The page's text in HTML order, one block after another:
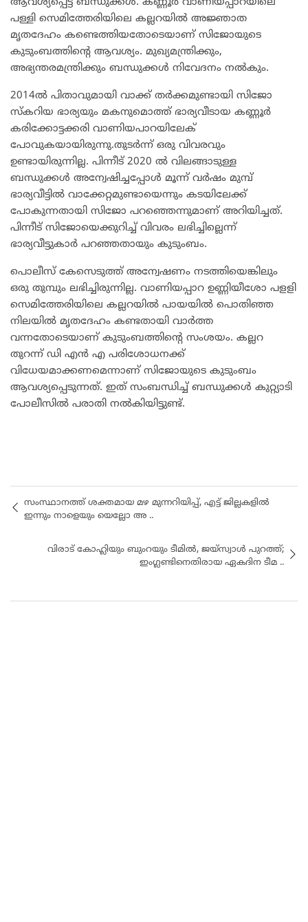
പള്ളി സെമിത്തേരിയിലെ കല്ലറയിൽ അജ്ഞാത
മൃതദേഹം കണ്ടെത്തിയതോടെയാണ് സിജോയുടെ
കുടുംബത്തിന്റെ ആവശ്യം. മുഖ്യമന്ത്രിക്കും,
അഭ്യന്തരമന്ത്രിക്കും ബന്ധുക്കൾ നിവേദനം നൽകും.
2014ൽ പിതാവുമായി വാക്ക് തർക്കമുണ്ടായി സിജോ
സ്കറിയ ഭാര്യയും മകനുമൊത്ത് ഭാര്യവീടായ കണ്ണൂർ
കരിക്കോട്ടക്കരി വാണിയപാറയിലേക്
പോവുകയായിരുന്നു.തുടർന്ന് ഒരു വിവരവും
ഉണ്ടായിരുന്നില്ല. പിന്നീട് 2020 ൽ വിലങ്ങാടുള്ള
ബന്ധുക്കൾ അന്വേഷിച്ചപ്പോൾ മൂന്ന് വർഷം മുമ്പ്
ഭാര്യവീട്ടിൽ വാക്കേറ്റമുണ്ടായെന്നും കടയിലേക്ക്
പോകുന്നതായി സിജോ പറഞ്ഞെന്നുമാണ് അറിയിച്ചത്.
പിന്നീട് സിജോയെക്കുറിച്ച് വിവരം ലഭിച്ചില്ലെന്ന്
ഭാര്യവീട്ടുകാർ പറഞ്ഞതായും കുടുംബം.
പൊലീസ് കേസെടുത്ത് അന്വേഷണം നടത്തിയെങ്കിലും
ഒരു തുമ്പും ലഭിച്ചിരുന്നില്ല. വാണിയപ്പാറ ഉണ്ണിയീശോ പളളി
സെമിത്തേരിയിലെ കല്ലറയിൽ പായയിൽ പൊതിഞ്ഞ
നിലയിൽ മൃതദേഹം കണ്ടതായി വാർത്ത
വന്നതോടെയാണ് കുടുംബത്തിന്റെ സംശയം. കല്ലറ
തുറന്ന് ഡി എൻ എ പരിശോധനക്ക്
വിധേയമാക്കണമെന്നാണ് സിജോയുടെ കുടുംബം
ആവശ്യപ്പെടുന്നത്. ഇത് സംബന്ധിച്ച് ബന്ധുക്കൾ കുറ്റ്യാടി
പോലീസിൽ പരാതി നൽകിയിട്ടുണ്ട്.
സംസ്ഥാനത്ത് ശക്തമായ മഴ മുന്നറിയിപ്പ്, എട്ട് ജില്ലകളിൽ
ഇന്നും നാളെയും യെല്ലോ അ ..
വിരാട് കോഹ്ലിയും ബുംറയും ടീമിൽ, ജയ്‌സ്വാൾ പുറത്ത്;
ഇംഗ്ലണ്ടിനെതിരായ ഏകദിന ടീമ ..